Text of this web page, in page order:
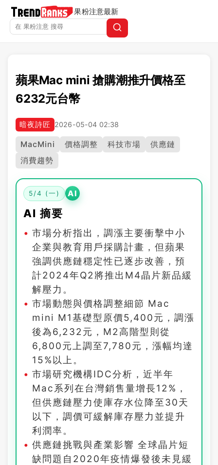
果粉注意最新
蘋果Mac mini 搶購潮推升價格至
6232元台幣
暗夜詩匠 2026-05-04 02:38
MacMini 價格調整 科技市場
供應鏈
消費趨勢
5/4 (一) AI
AI 摘要
市場分析指出，調漲主要衝擊中小
企業與教育用戶採購計畫，但蘋果
強調供應鏈穩定性已逐步改善，預
計2024年Q2將推出M4晶片新品緩
解壓力。
市場動態與價格調整細節 Mac
mini M1基礎型原價5,400元，調漲
後為6,232元，M2高階型則從
6,800元上調至7,780元，漲幅均達
15%以上。
市場研究機構IDC分析，近半年
Mac系列在台灣銷售量增長12%，
但供應鏈壓力使庫存水位降至30天
以下，調價可緩解庫存壓力並提升
利潤率。
供應鏈挑戰與產業影響 全球晶片短
缺問題自2020年疫情爆發後未見緩